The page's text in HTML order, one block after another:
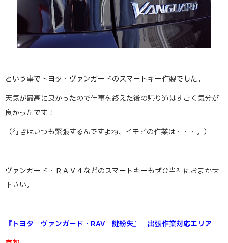
という事でトヨタ・ヴァンガードのスマートキー作製でした。
天気が最高に良かったので仕事を終えた後の帰り道はすごく気分が
良かったです！
（行きはいつも緊張するんですよね、イモビの作業は・・・。）
ヴァンガード・ＲＡＶ４などのスマートキーもぜひ当社におまかせ
下さい。
『トヨタ ヴァンガード・RAV 鍵紛失』 出張作業対応エリア